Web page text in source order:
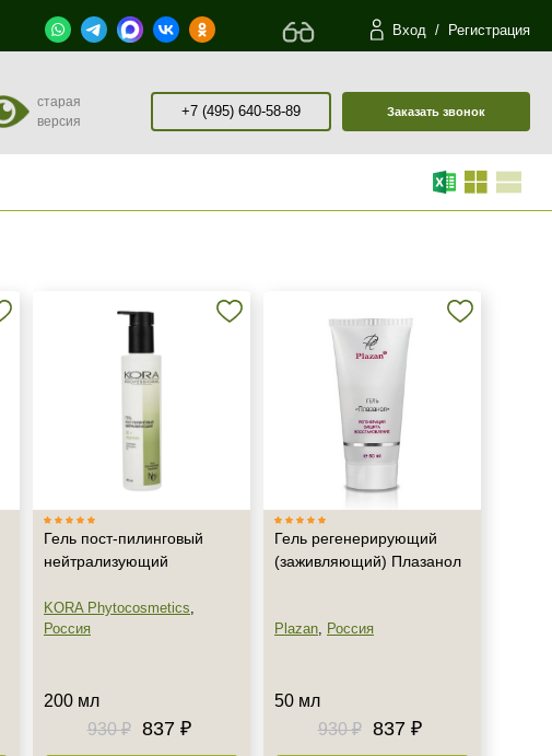
Вход / Регистрация
старая
версия
+7 (495) 640-58-89 Заказать звонок
Гель пост-пилинговый
нейтрализующий
KORA Phytocosmetics,
Россия
200 мл
930 ₽
837 ₽
Гель регенерирующий
(заживляющий) Плазанол
Plazan, Россия
50 мл
930 ₽
837 ₽